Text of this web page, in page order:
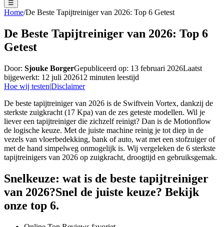
☰
Home/De Beste Tapijtreiniger van 2026: Top 6 Getest
De Beste Tapijtreiniger van 2026: Top 6
Getest
Door: Sjouke BorgerGepubliceerd op: 13 februari 2026Laatst
bijgewerkt: 12 juli 202612 minuten leestijd
Hoe wij testen|Disclaimer
De beste tapijtreiniger van 2026 is de Swiftvein Vortex, dankzij de
sterkste zuigkracht (17 Kpa) van de zes geteste modellen. Wil je
liever een tapijtreiniger die zichzelf reinigt? Dan is de Motionflow
de logische keuze. Met de juiste machine reinig je tot diep in de
vezels van vloerbedekking, bank of auto, wat met een stofzuiger of
met de hand simpelweg onmogelijk is. Wij vergeleken de 6 sterkste
tapijtreinigers van 2026 op zuigkracht, droogtijd en gebruiksgemak.
Snelkeuze: wat is de beste tapijtreiniger
van 2026?Snel de juiste keuze? Bekijk
onze top 6.